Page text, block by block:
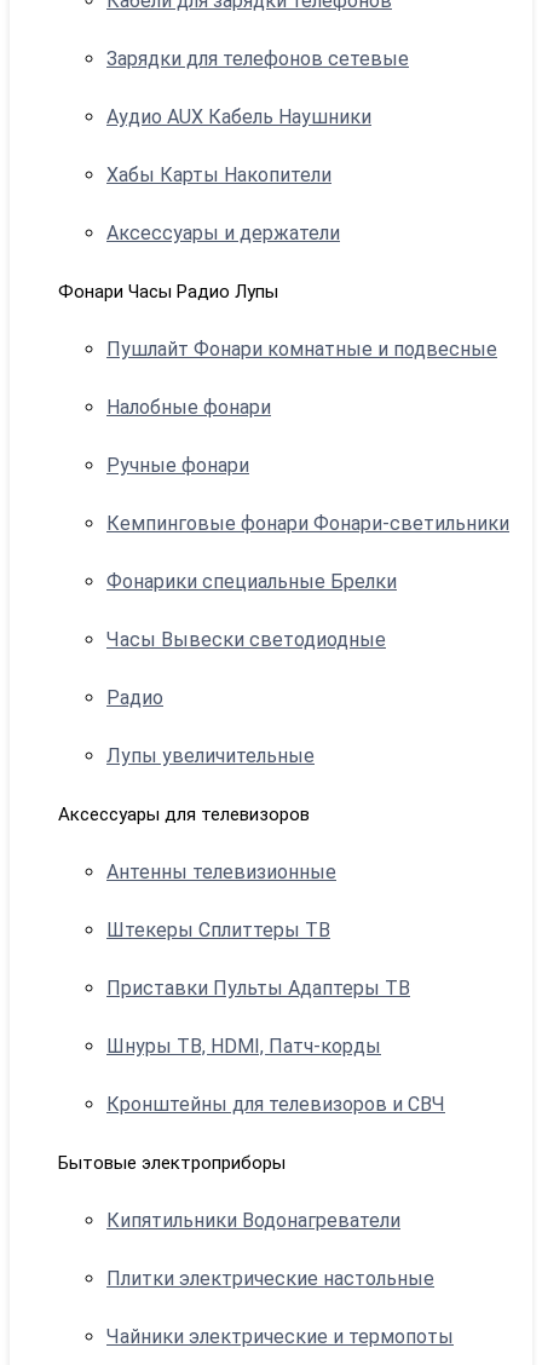
Зарядки для телефонов сетевые
Аудио AUX Кабель Наушники
Хабы Карты Накопители
Аксессуары и держатели
Фонари Часы Радио Лупы
Пушлайт Фонари комнатные и подвесные
Налобные фонари
Ручные фонари
Кемпинговые фонари Фонари-светильники
Фонарики специальные Брелки
Часы Вывески светодиодные
Радио
Лупы увеличительные
Аксессуары для телевизоров
Антенны телевизионные
Штекеры Сплиттеры ТВ
Приставки Пульты Адаптеры ТВ
Шнуры ТВ, HDMI, Патч-корды
Кронштейны для телевизоров и СВЧ
Бытовые электроприборы
Кипятильники Водонагреватели
Плитки электрические настольные
Чайники электрические и термопоты